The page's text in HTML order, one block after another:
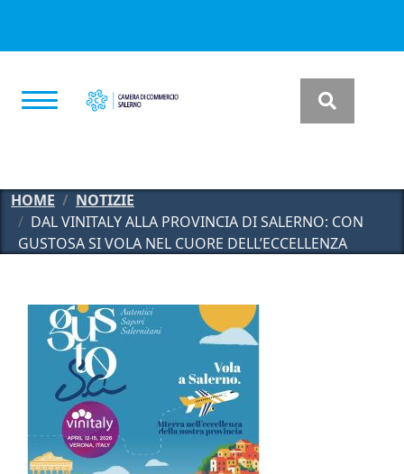
HOME
NOTIZIE
DAL VINITALY ALLA PROVINCIA DI SALERNO: CON
GUSTOSA SI VOLA NEL CUORE DELL’ECCELLENZA